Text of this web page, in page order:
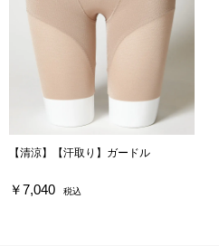
【清涼】【汗取り】ガードル
￥7,040 税込